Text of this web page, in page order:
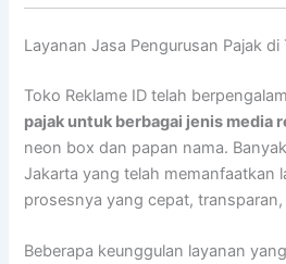
Layanan Jasa Pengurusan Pajak di
Toko Reklame ID telah
pajak untuk berbagai jenis media
neon box dan papan nama.
Jakarta yang telah memanfaatkan
prosesnya yang cepat, transparan,
Beberapa keunggulan layanan